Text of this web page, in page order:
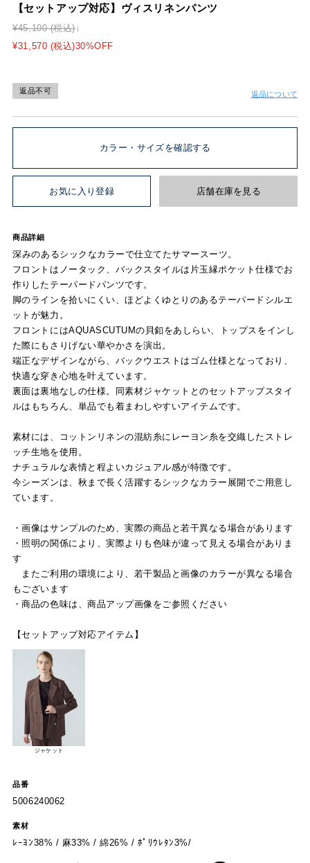
【セットアップ対応】ヴィスリネンパンツ
¥45,100 (税込)
¥31,570 (税込)30%OFF
返品不可 返品について
カラー・サイズを確認する
お気に入り登録 店舗在庫を見る
商品詳細
深みのあるシックなカラーで仕立てたサマースーツ。
フロントはノータック、バックスタイルは片玉縁ポケット仕様でお
作りしたテーパードパンツです。
脚のラインを拾いにくい、ほどよくゆとりのあるテーパードシルエ
ットが魅力。
フロントにはAQUASCUTUMの貝釦をあしらい、トップスをインし
た際にもさりげない華やかさを演出。
端正なデザインながら、バックウエストはゴム仕様となっており、
快適な穿き心地を叶えています。
裏面は裏地なしの仕様。同素材ジャケットとのセットアップスタイ
ルはもちろん、単品でも着まわしやすいアイテムです。
素材には、コットンリネンの混紡糸にレーヨン糸を交織したストレ
ッチ生地を使用。
ナチュラルな表情と程よいカジュアル感が特徴です。
今シーズンは、秋まで長く活躍するシックなカラー展開でご用意し
ています。
・画像はサンプルのため、実際の商品と若干異なる場合があります
・照明の関係により、実際よりも色味が違って見える場合がありま
す
またご利用の環境により、若干製品と画像のカラーが異なる場合
もございます
・商品の色味は、商品アップ画像をご参照ください
【セットアップ対応アイテム】
ジャケット
品番
5006240062
素材
ﾚｰﾖﾝ38% / 麻33% / 綿26% / ﾎﾟﾘｳﾚﾀﾝ3%/